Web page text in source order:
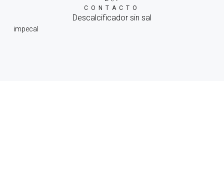
CONTACTO
Descalcificador sin sal
impecal